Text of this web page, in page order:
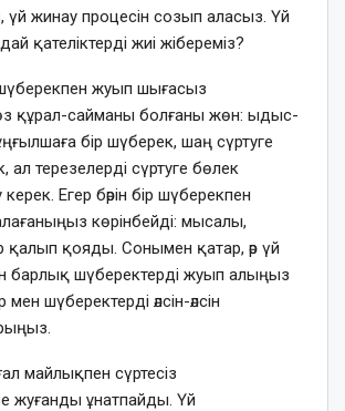
үй жинау процесін созып аласыз. Үй
қателіктерді жиі жібереміз?
шүберекпен жуып шығасыз
құрал-сайманы болғаны жөн: ыдыс-
бір шүберек, шаң сүртуге
ал терезелерді сүртуге бөлек
Егер бәрін бір шүберекпен
көрінбейді: мысалы,
қалып қояды. Сонымен қатар, әр үй
барлық шүберектерді жуып алыңыз
шүберектерді әлсін-әлсін
майлықпен сүртесіз
жуғанды ұнатпайды. Үй